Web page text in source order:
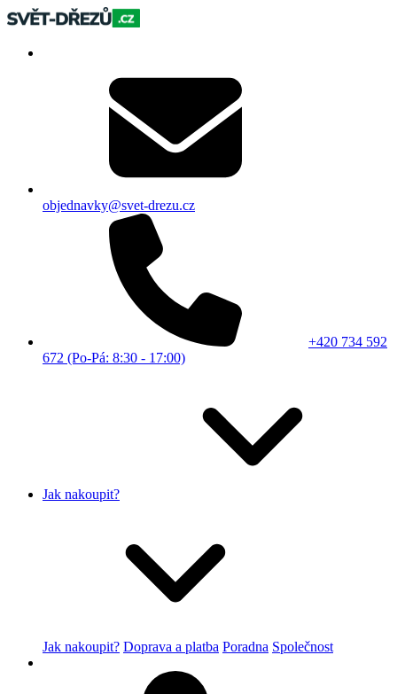
objednavky@svet-drezu.cz
+420 734 592
672 (Po-Pá: 8:30 - 17:00)
Jak nakoupit?
Jak nakoupit? Doprava a platba Poradna Společnost